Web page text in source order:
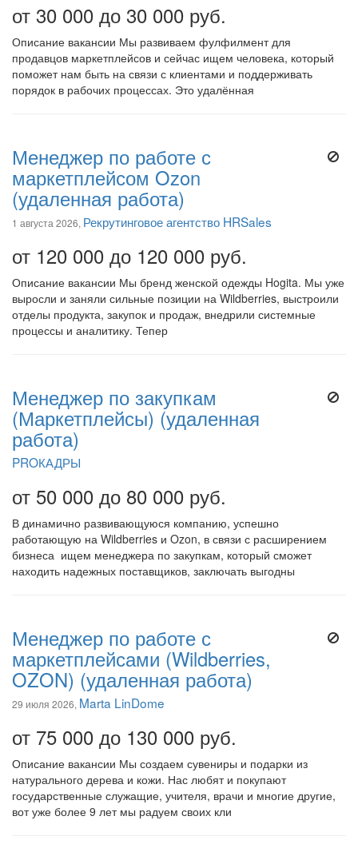
от 30 000 до 30 000 руб.
Описание вакансии Мы развиваем фулфилмент для
продавцов маркетплейсов и сейчас ищем человека, который
поможет нам быть на связи с клиентами и поддерживать
порядок в рабочих процессах. Это удалённая
Менеджер по работе с
маркетплейсом Ozon
(удаленная работа)
1 августа 2026, Рекрутинговое агентство HRSales
от 120 000 до 120 000 руб.
Описание вакансии Мы бренд женской одежды Hogita. Мы уже
выросли и заняли сильные позиции на Wildberries, выстроили
отделы продукта, закупок и продаж, внедрили системные
процессы и аналитику. Тепер
Менеджер по закупкам
(Маркетплейсы) (удаленная
работа)
PROКАДРЫ
от 50 000 до 80 000 руб.
В динамично развивающуюся компанию, успешно
работающую на Wildberries и Ozon, в связи с расширением
бизнеса ищем менеджера по закупкам, который сможет
находить надежных поставщиков, заключать выгодны
Менеджер по работе с
маркетплейсами (Wildberries,
OZON) (удаленная работа)
29 июля 2026, Marta LinDome
от 75 000 до 130 000 руб.
Описание вакансии Мы создаем сувениры и подарки из
натурального дерева и кожи. Нас любят и покупают
государственные служащие, учителя, врачи и многие другие,
вот уже более 9 лет мы радуем своих кли